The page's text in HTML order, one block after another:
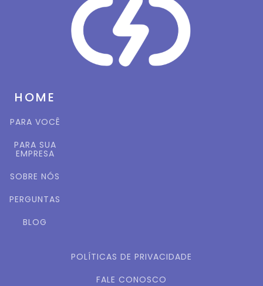
HOME
PARA VOCÊ
PARA SUA
EMPRESA
SOBRE NÓS
PERGUNTAS
BLOG
POLÍTICAS DE PRIVACIDADE
FALE CONOSCO